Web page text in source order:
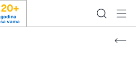
20+
godina
sa vama